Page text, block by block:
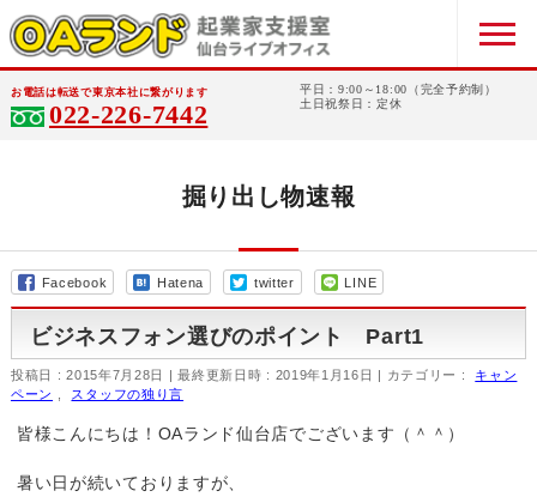
お電話は転送で東京本社に繋がります
022-226-7442
平日：9:00～18:00（完全予約制）
土日祝祭日：定休
掘り出し物速報
Facebook Hatena twitter LINE
ビジネスフォン選びのポイント Part1
投稿日 : 2015年7月28日 最終更新日時 : 2019年1月16日 カテゴリー :
キャン
ペーン
スタッフの独り言
皆様こんにちは！OAランド仙台店でございます（＾＾）
暑い日が続いておりますが、